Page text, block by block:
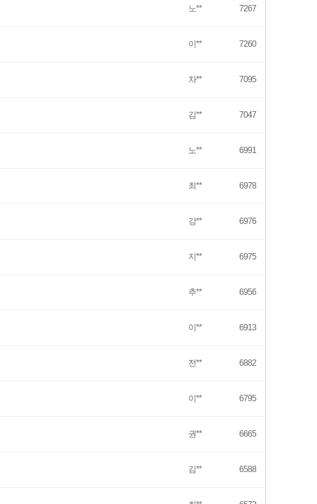
노** 7267
이** 7260
차** 7095
김** 7047
노** 6991
최** 6978
강** 6976
지** 6975
추** 6956
이** 6913
전** 6882
이** 6795
권** 6665
김** 6588